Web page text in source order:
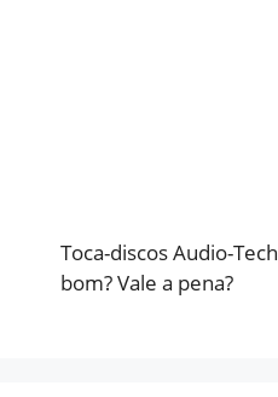
Toca-discos Audio-
bom? Vale a pena?